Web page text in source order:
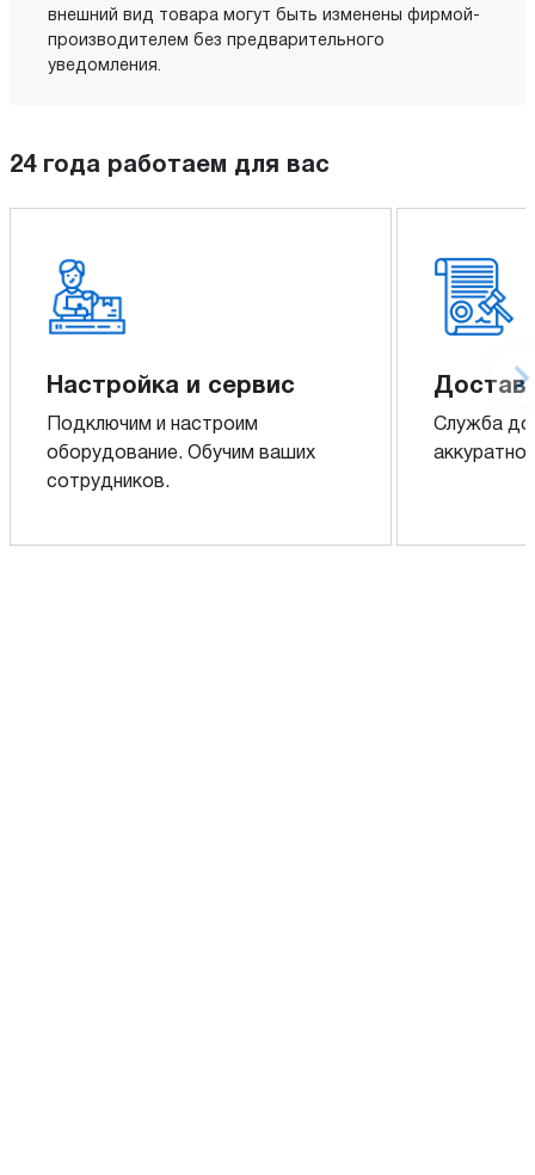
внешний вид товара могут быть изменены фирмой-
производителем без предварительного
уведомления.
24 года работаем для вас
Настройка и сервис
Подключим и настроим
оборудование. Обучим ваших
сотрудников.
Служба
аккуратно